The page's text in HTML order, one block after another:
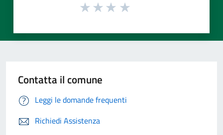
Contatta il comune
Leggi le domande frequenti
Richiedi Assistenza